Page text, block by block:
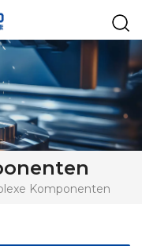
Komponenten